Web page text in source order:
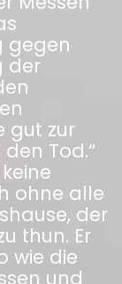
gegen
der
gut zur
Tod.“
ohne alle
der
thun. Er
wie die
und